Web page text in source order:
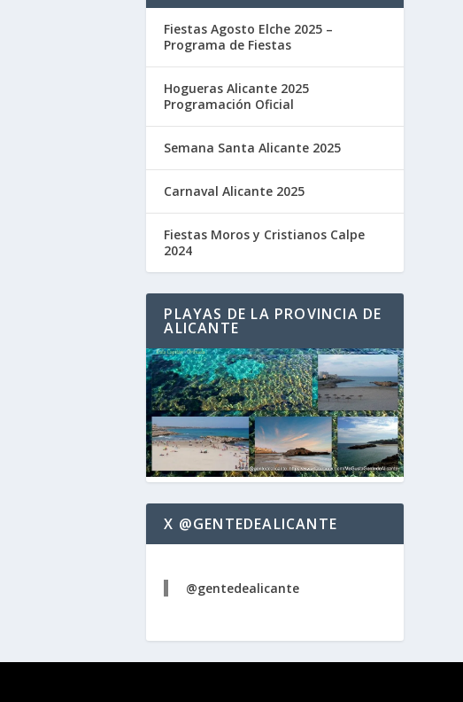
Fiestas Agosto Elche 2025 –
Programa de Fiestas
Hogueras Alicante 2025
Programación Oficial
Semana Santa Alicante 2025
Carnaval Alicante 2025
Fiestas Moros y Cristianos Calpe
2024
PLAYAS DE LA PROVINCIA DE
ALICANTE
X @GENTEDEALICANTE
@gentedealicante